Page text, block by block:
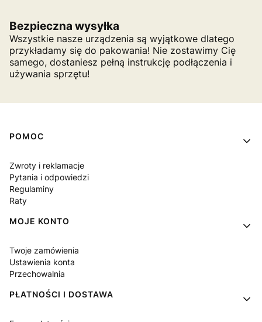
Bezpieczna wysyłka
Wszystkie nasze urządzenia są wyjątkowe dlatego
przykładamy się do pakowania! Nie zostawimy Cię
samego, dostaniesz pełną instrukcję podłączenia i
używania sprzętu!
Linki w stopce
POMOC
Zwroty i reklamacje
Pytania i odpowiedzi
Regulaminy
Raty
MOJE KONTO
Twoje zamówienia
Ustawienia konta
Przechowalnia
PŁATNOŚCI I DOSTAWA